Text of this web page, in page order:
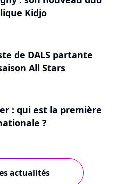
Kidjo
de DALS partante
All Stars
: qui est la première
?
actualités